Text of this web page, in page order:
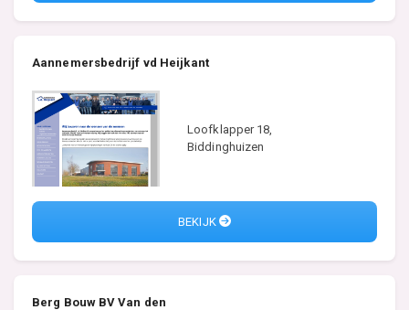
Aannemersbedrijf vd Heijkant
Loofklapper 18,
Biddinghuizen
BEKIJK
Berg Bouw BV Van den